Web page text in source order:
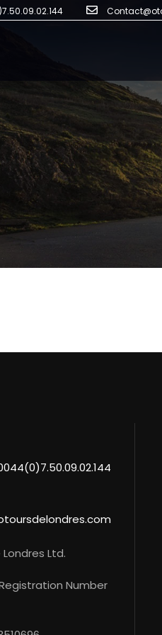
Ltd.
Number